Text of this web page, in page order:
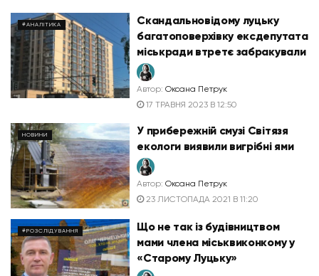
#АНАЛІТИКА
Скандальновідому луцьку
багатоповерхівку ексдепутата
міськради втретє забракували
Автор: Оксана Петрук
17 ТРАВНЯ 2023 В 12:50
НОВИНИ
У прибережній смузі Світязя
екологи виявили вигрібні ями
Автор: Оксана Петрук
23 ЛИСТОПАДА 2021 В 11:20
#РОЗСЛІДУВАННЯ
Що не так із будівництвом
мами члена міськвиконкому у
«Старому Луцьку»